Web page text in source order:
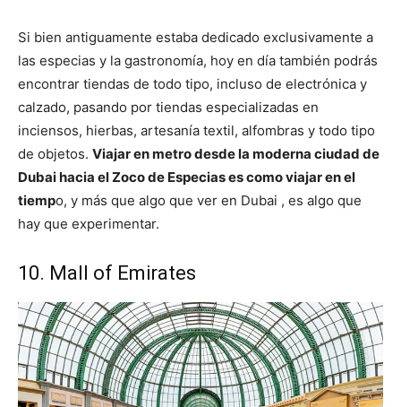
Si bien antiguamente estaba dedicado exclusivamente a
las especias y la gastronomía, hoy en día también podrás
encontrar tiendas de todo tipo, incluso de electrónica y
calzado, pasando por tiendas especializadas en
inciensos, hierbas, artesanía textil, alfombras y todo tipo
de objetos. Viajar en metro desde la moderna ciudad de
Dubai hacia el Zoco de Especias es como viajar en el
tiempo, y más que algo que ver en Dubai , es algo que
hay que experimentar.
10. Mall of Emirates